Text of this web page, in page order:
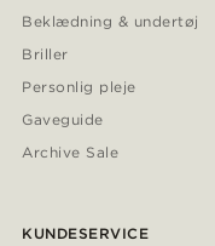
Beklædning & undertøj
Briller
Personlig pleje
Gaveguide
Archive Sale
KUNDESERVICE